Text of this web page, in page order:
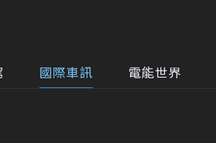
國際車訊 電能世界